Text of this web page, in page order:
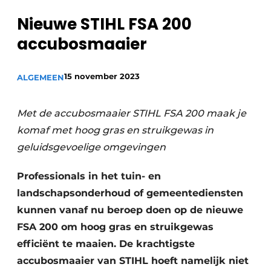
Privacy / Cookie statement
Vacature aanmelden
Video’s
Nieuwe STIHL FSA 200
accubosmaaier
ALGEMEEN15 november 2023
Met de accubosmaaier STIHL FSA 200 maak je
komaf met hoog gras en struikgewas in
geluidsgevoelige omgevingen
Professionals in het tuin- en
landschapsonderhoud of gemeentediensten
kunnen vanaf nu beroep doen op de nieuwe
FSA 200 om hoog gras en struikgewas
efficiënt te maaien. De krachtigste
accubosmaaier van STIHL hoeft namelijk niet